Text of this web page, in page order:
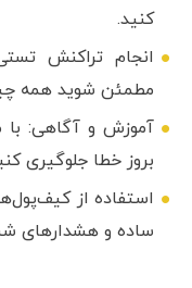
کنید.
انجام تراکنش
مطمئن شوید همه
آموزش و آگاهی: با
بروز خطا جلوگیری
استفاده از
ساده و هشدارهای